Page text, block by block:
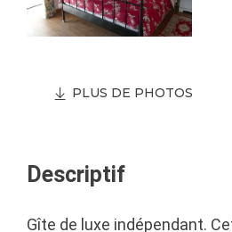
PLUS DE PHOTOS
Descriptif
Gîte de luxe indépendant.